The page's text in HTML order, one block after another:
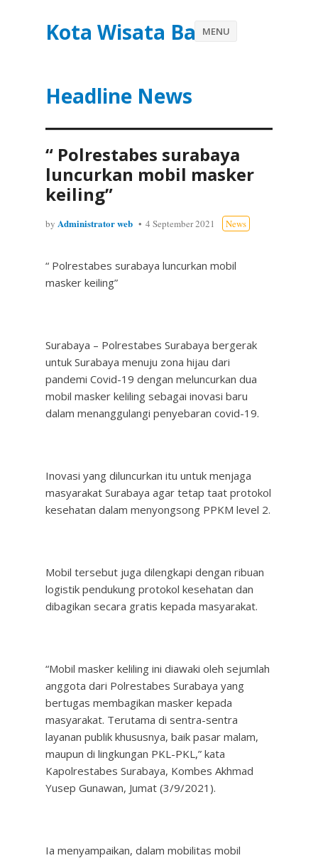
Kota Wisata Batu
Headline News
MENU
“ Polrestabes surabaya
luncurkan mobil masker
keiling”
by Administrator web 4 September 2021 News
“ Polrestabes surabaya luncurkan mobil
masker keiling”
Surabaya – Polrestabes Surabaya bergerak
untuk Surabaya menuju zona hijau dari
pandemi Covid-19 dengan meluncurkan dua
mobil masker keliling sebagai inovasi baru
dalam menanggulangi penyebaran covid-19.
Inovasi yang diluncurkan itu untuk menjaga
masyarakat Surabaya agar tetap taat protokol
kesehatan dalam menyongsong PPKM level 2.
Mobil tersebut juga dilengkapi dengan ribuan
logistik pendukung protokol kesehatan dan
dibagikan secara gratis kepada masyarakat.
“Mobil masker keliling ini diawaki oleh sejumlah
anggota dari Polrestabes Surabaya yang
bertugas membagikan masker kepada
masyarakat. Terutama di sentra-sentra
layanan publik khususnya, baik pasar malam,
maupun di lingkungan PKL-PKL,” kata
Kapolrestabes Surabaya, Kombes Akhmad
Yusep Gunawan, Jumat (3/9/2021).
Ia menyampaikan, dalam mobilitas mobil